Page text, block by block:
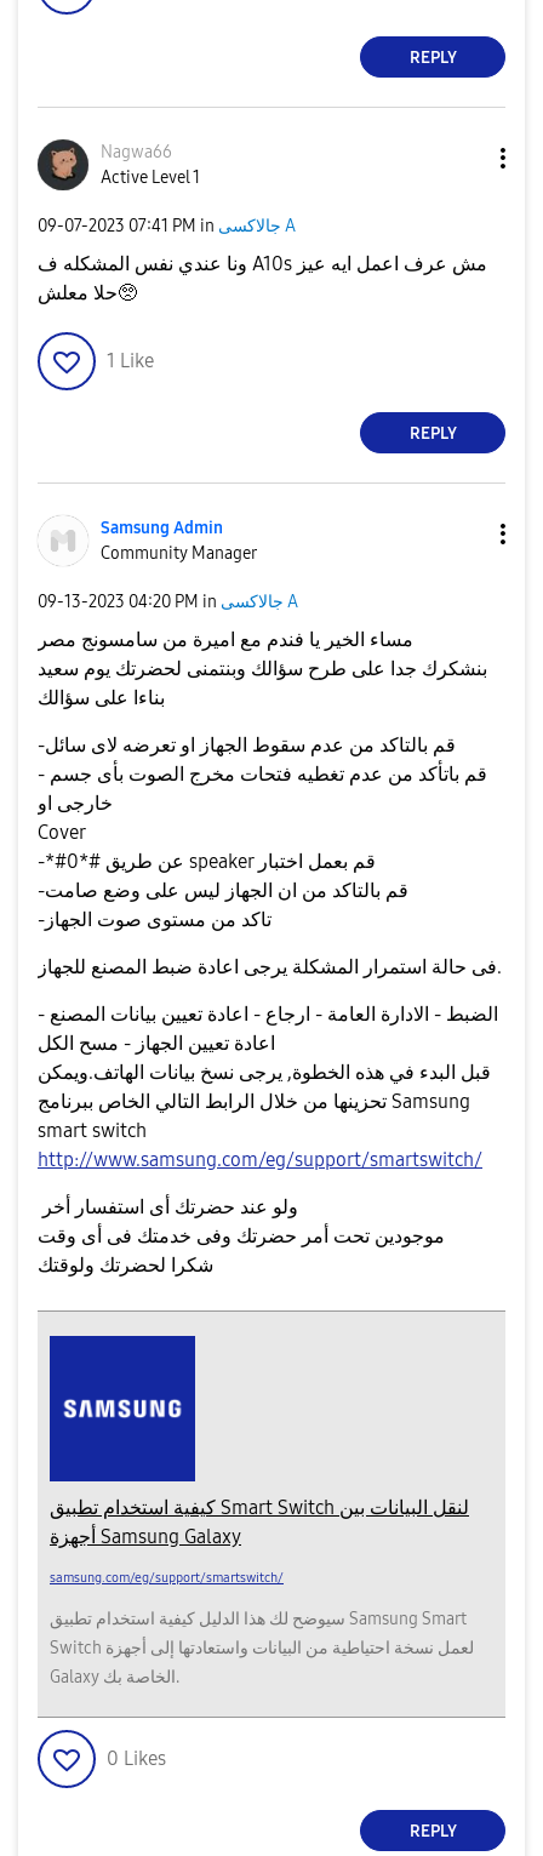
REPLY
Nagwa66
Active Level 1
‎09-07-2023 07:41 PM in جالاكسى A
ونا عندي نفس المشكله ف A10s مش عرف اعمل ايه عيز
حلا معلش🥺
1 Like
REPLY
Samsung Admin
Community Manager
‎09-13-2023 04:20 PM in جالاكسى A
مساء الخير يا فندم مع اميرة من سامسونج مصر
بنشكرك جدا على طرح سؤالك وبنتمنى لحضرتك يوم سعيد
بناءا على سؤالك
-قم بالتاكد من عدم سقوط الجهاز او تعرضه لاى سائل
- قم باتأكد من عدم تغطيه فتحات مخرج الصوت بأى جسم
خارجى او
Cover
-*#0*# عن طريق speaker قم بعمل اختبار
-قم بالتاكد من ان الجهاز ليس على وضع صامت
-تاكد من مستوى صوت الجهاز
فى حالة استمرار المشكلة يرجى اعادة ضبط المصنع للجهاز.
الضبط - الادارة العامة - ارجاع - اعادة تعيين بيانات المصنع -
اعادة تعيين الجهاز - مسح الكل
قبل البدء في هذه الخطوة, يرجى نسخ بيانات الهاتف.ويمكن
تحزينها من خلال الرابط التالي الخاص ببرنامج Samsung
smart switch
http://www.samsung.com/eg/support/smartswitch/
ولو عند حضرتك أى استفسار أخر
موجودين تحت أمر حضرتك وفى خدمتك فى أى وقت
كيفية استخدام تطبيق Smart Switch لنقل البيانات بين
أجهزة Samsung Galaxy
samsung.com/eg/support/smartswitch/
سيوضح لك هذا الدليل كيفية استخدام تطبيق Samsung Smart
Switch لعمل نسخة احتياطية من البيانات واستعادتها إلى أجهزة
Galaxy الخاصة بك.
0 Likes
REPLY